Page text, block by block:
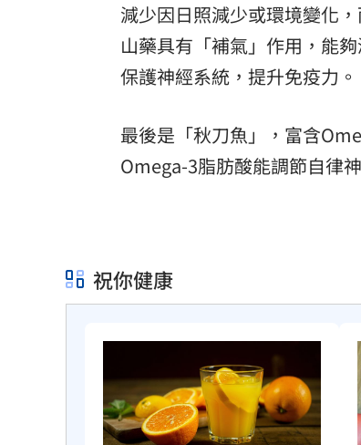
減少因日照減少或環境變化
山藥具有「補氣」作用，能
保護神經系統，提升免疫力。
最後是「秋刀魚」，富含
Omega-3脂肪酸能調節自律
祝你健康